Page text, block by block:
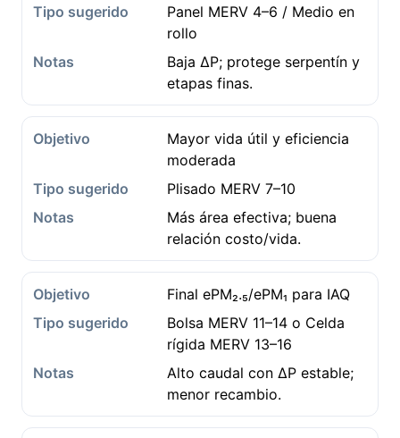
Panel MERV 4–6 / Medio en
rollo
Baja ΔP; protege serpentín y
etapas finas.
Mayor vida útil y eficiencia
moderada
Plisado MERV 7–10
Más área efectiva; buena
relación costo/vida.
Final ePM₂.₅/ePM₁ para IAQ
Bolsa MERV 11–14 o Celda
rígida MERV 13–16
Alto caudal con ΔP estable;
menor recambio.